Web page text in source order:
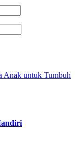
Anak untuk Tumbuh